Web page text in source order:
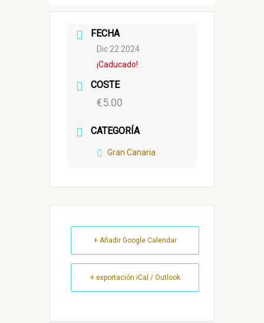
FECHA
Dic 22 2024
¡Caducado!
COSTE
€5.00
CATEGORÍA
Gran Canaria
+ Añadir Google Calendar
+ exportación iCal / Outlook